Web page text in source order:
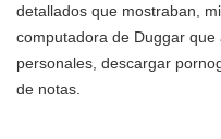
detallados que mostraban,
computadora de Duggar
personales, descargar
de notas.